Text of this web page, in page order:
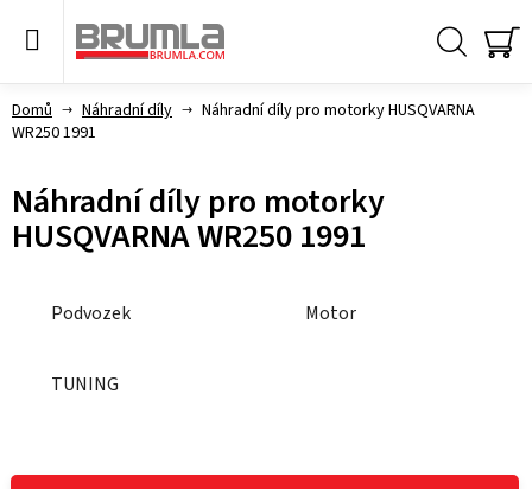
Domů Náhradní díly
Náhradní díly pro motorky HUSQVARNA
WR250 1991
Náhradní díly pro motorky
HUSQVARNA WR250 1991
Podvozek Motor
TUNING
V